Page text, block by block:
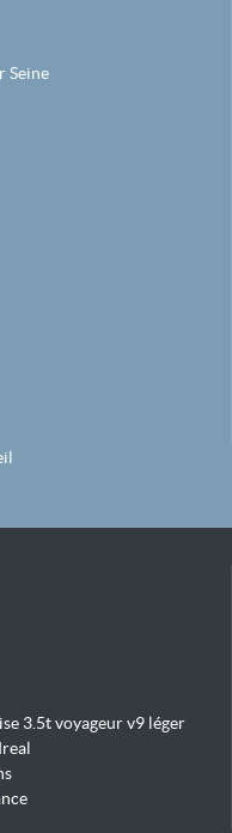
Seine
3.5t voyageur v9 léger